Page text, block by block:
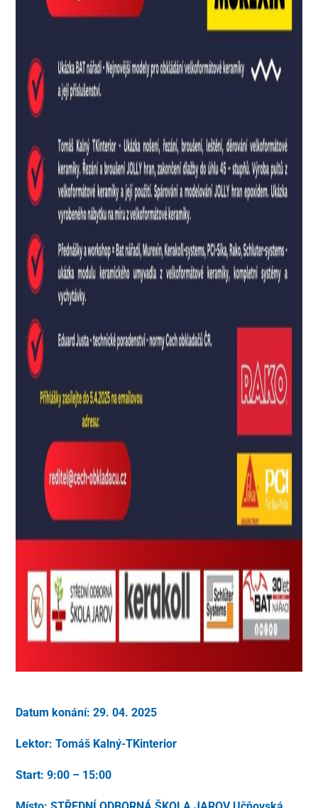
Datum konání: 29. 04. 2025
Lektor: Tomáš Kalný-TKinterior
Start: 9:00 – 15:00